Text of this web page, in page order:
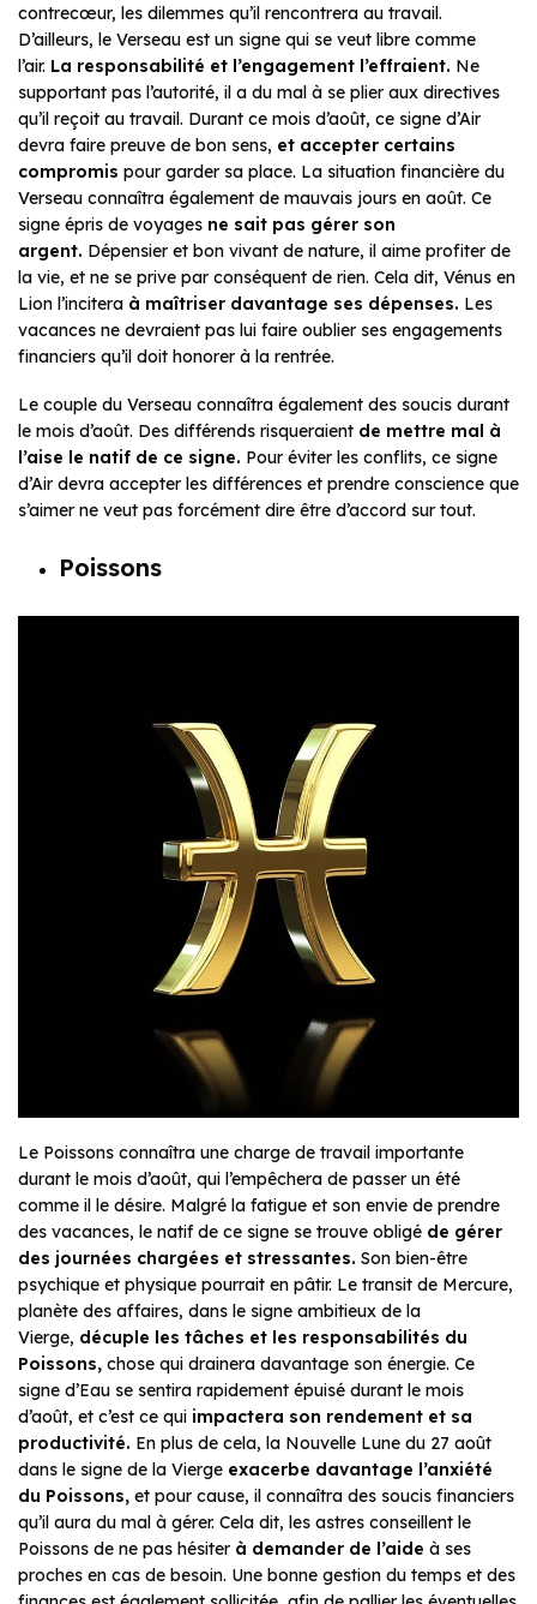
contrecœur, les dilemmes qu’il rencontrera au travail.
D’ailleurs, le Verseau est un signe qui se veut libre comme
l’air. La responsabilité et l’engagement l’effraient. Ne
supportant pas l’autorité, il a du mal à se plier aux directives
qu’il reçoit au travail. Durant ce mois d’août, ce signe d’Air
devra faire preuve de bon sens, et accepter certains
compromis pour garder sa place. La situation financière du
Verseau connaîtra également de mauvais jours en août. Ce
signe épris de voyages ne sait pas gérer son
argent. Dépensier et bon vivant de nature, il aime profiter de
la vie, et ne se prive par conséquent de rien. Cela dit, Vénus en
Lion l’incitera à maîtriser davantage ses dépenses. Les
vacances ne devraient pas lui faire oublier ses engagements
financiers qu’il doit honorer à la rentrée.
Le couple du Verseau connaîtra également des soucis durant
le mois d’août. Des différends risqueraient de mettre mal à
l’aise le natif de ce signe. Pour éviter les conflits, ce signe
d’Air devra accepter les différences et prendre conscience que
s’aimer ne veut pas forcément dire être d’accord sur tout.
Poissons
Le Poissons connaîtra une charge de travail importante
durant le mois d’août, qui l’empêchera de passer un été
comme il le désire. Malgré la fatigue et son envie de prendre
des vacances, le natif de ce signe se trouve obligé de gérer
des journées chargées et stressantes. Son bien-être
psychique et physique pourrait en pâtir. Le transit de Mercure,
planète des affaires, dans le signe ambitieux de la
Vierge, décuple les tâches et les responsabilités du
Poissons, chose qui drainera davantage son énergie. Ce
signe d’Eau se sentira rapidement épuisé durant le mois
d’août, et c’est ce qui impactera son rendement et sa
productivité. En plus de cela, la Nouvelle Lune du 27 août
dans le signe de la Vierge exacerbe davantage l’anxiété
du Poissons, et pour cause, il connaîtra des soucis financiers
qu’il aura du mal à gérer. Cela dit, les astres conseillent le
Poissons de ne pas hésiter à demander de l’aide à ses
proches en cas de besoin. Une bonne gestion du temps et des